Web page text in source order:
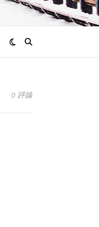
0 評論